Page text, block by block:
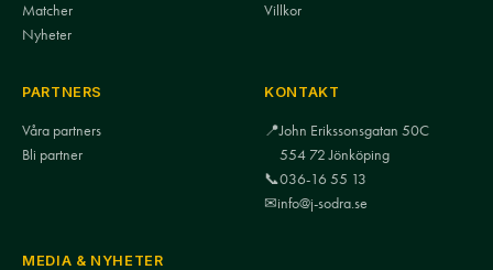
Matcher
Nyheter
Villkor
PARTNERS
Våra partners
Bli partner
KONTAKT
📍John Erikssonsgatan 50C
554 72 Jönköping
📞036-16 55 13
✉info@j-sodra.se
MEDIA & NYHETER